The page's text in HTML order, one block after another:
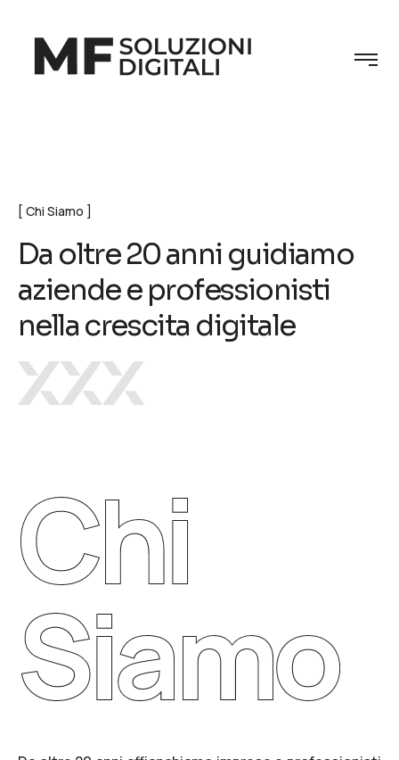
Chi Siamo
Da oltre20anni guidiamo
aziendee professionisti
nella crescita digitale
Chi
Siamo